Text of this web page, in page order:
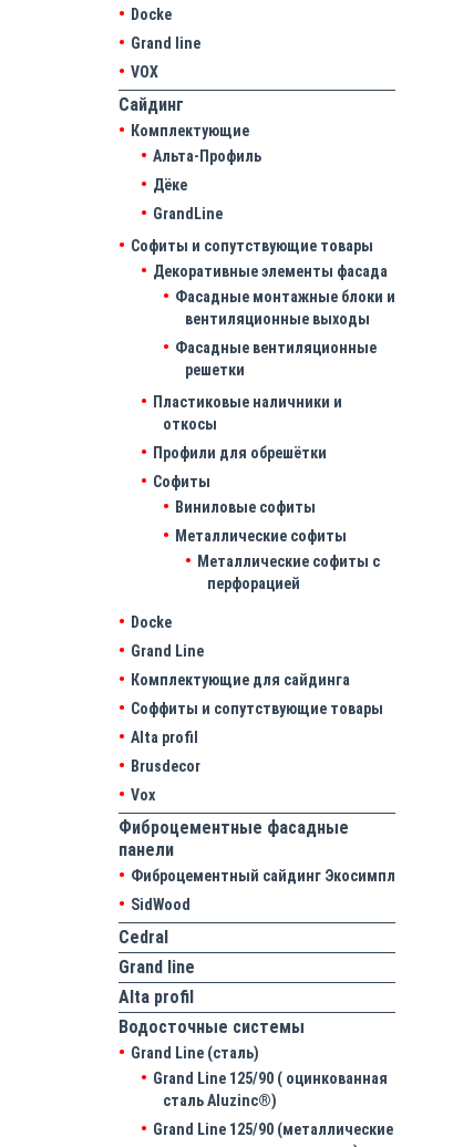
Docke
Grand line
VOX
Сайдинг
Комплектующие
Альта-Профиль
Дёке
GrandLine
Софиты и сопутствующие товары
Декоративные элементы фасада
Фасадные монтажные блоки и
вентиляционные выходы
Фасадные вентиляционные
решетки
Пластиковые наличники и
откосы
Профили для обрешётки
Софиты
Виниловые софиты
Металлические софиты
Металлические софиты с
перфорацией
Docke
Grand Line
Комплектующие для сайдинга
Соффиты и сопутствующие товары
Alta profil
Brusdecor
Vox
Фиброцементные фасадные
панели
Фиброцементный сайдинг Экосимпл
SidWood
Cedral
Grand line
Аlta profil
Водосточные системы
Grand Line (сталь)
Grand Line 125/90 ( оцинкованная
сталь Aluzinc®)
Grand Line 125/90 (металлические